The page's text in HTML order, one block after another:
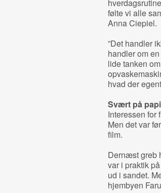
følte vi alle
Anna Ciepiel.
”Det handler
handler om
lide tanken
hvad der
Svært på
Interessen for
Men det var
film.
Dernæst greb
var i praktik
ud i sandet.
hjembyen